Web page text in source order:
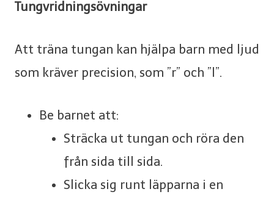
Tungvridningsövningar
Att träna tungan kan hjälpa barn med ljud
som kräver precision, som ”r” och ”l”.
Be barnet att:
Sträcka ut tungan och röra den
från sida till sida.
Slicka sig runt läpparna i en